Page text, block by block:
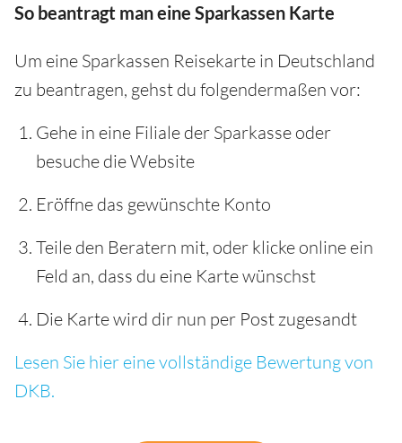
So beantragt man eine Sparkassen Karte
Um eine Sparkassen Reisekarte in Deutschland
zu beantragen, gehst du folgendermaßen vor:
Gehe in eine Filiale der Sparkasse oder
besuche die Website
Eröffne das gewünschte Konto
Teile den Beratern mit, oder klicke online ein
Feld an, dass du eine Karte wünschst
Die Karte wird dir nun per Post zugesandt
Lesen Sie hier eine vollständige Bewertung von
DKB.